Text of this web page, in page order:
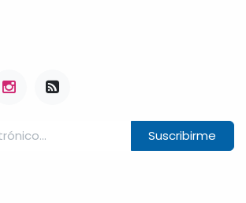
Suscribirme